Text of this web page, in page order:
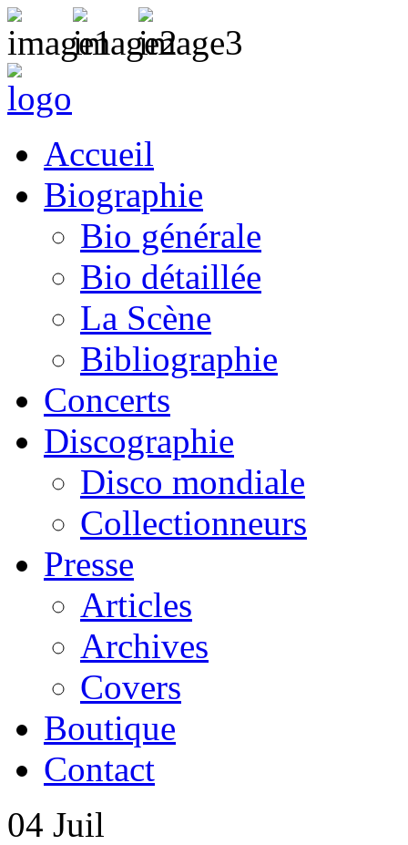
Accueil
Biographie
Bio générale
Bio détaillée
La Scène
Bibliographie
Concerts
Discographie
Disco mondiale
Collectionneurs
Presse
Articles
Archives
Covers
Boutique
Contact
04 Juil